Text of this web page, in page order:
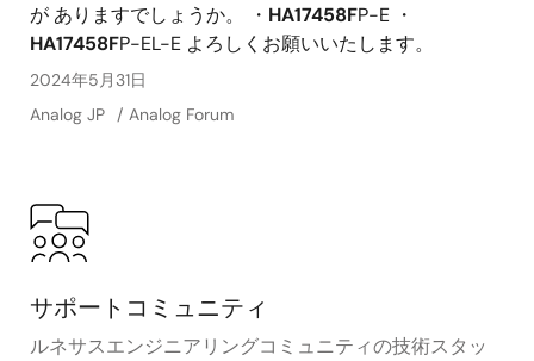
が ありますでしょうか。 ・ HA17458FP-E ・
HA17458FP-EL-E よろしくお願いいたします。
2024年5月31日
Analog JP
Analog Forum
サポートコミュニティ
ルネサスエンジニアリングコミュニティの技術スタッ